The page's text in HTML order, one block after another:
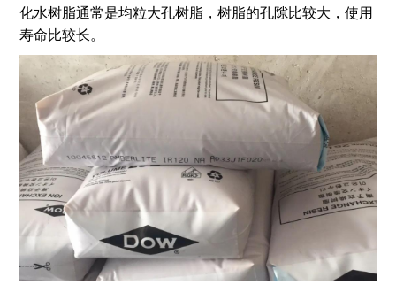
化水树脂通常是均粒大孔树脂，树脂的孔隙比较大，使用
寿命比较长。